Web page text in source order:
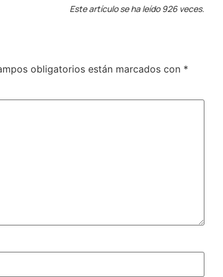
Este artículo se ha leído 926 veces.
obligatorios están marcados con *